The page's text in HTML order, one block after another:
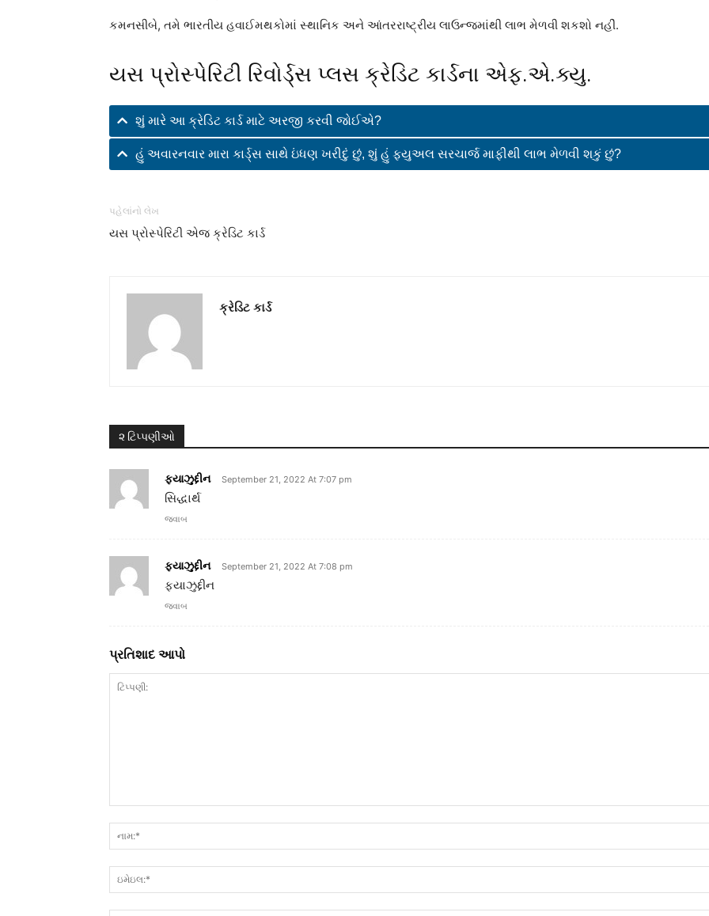
કમનસીબે, તમે ભારતીય હવાઈમથકોમાં સ્થાનિક અને આંતરરાષ્ટ્રીય લાઉન્જમાંથી લાભ મેળવી શકશો નહીં.
યસ પ્રોસ્પેરિટી રિવોર્ડ્સ પ્લસ ક્રેડિટ કાર્ડના એફ.એ.ક્યુ.
શું મારે આ ક્રેડિટ કાર્ડ માટે અરજી કરવી જોઈએ?
હું અવારનવાર મારા કાર્ડ્સ સાથે ઇંધણ ખરીદું છું, શું હું ફ્યુઅલ સરચાર્જ માફીથી લાભ મેળવી શકું છું?
પહેલાંનો લેખ
યસ પ્રોસ્પેરિટી એજ ક્રેડિટ કાર્ડ
ક્રેડિટ કાર્ડ
૨ ટિપ્પણીઓ
ફયાઝુદ્દીન September 21, 2022 At 7:07 pm
સિદ્ધાર્થ
જવાબ
ફયાઝુદ્દીન September 21, 2022 At 7:08 pm
ફયાઝુદ્દીન
જવાબ
પ્રતિશાદ આપો